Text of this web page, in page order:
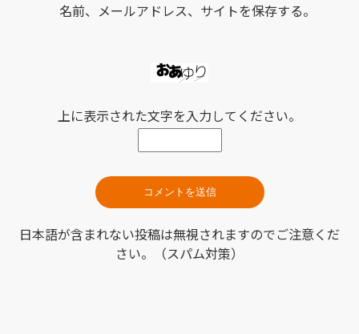
名前、メールアドレス、サイトを保存する。
上に表示された文字を入力してください。
日本語が含まれない投稿は無視されますのでご注意くだ
さい。（スパム対策）